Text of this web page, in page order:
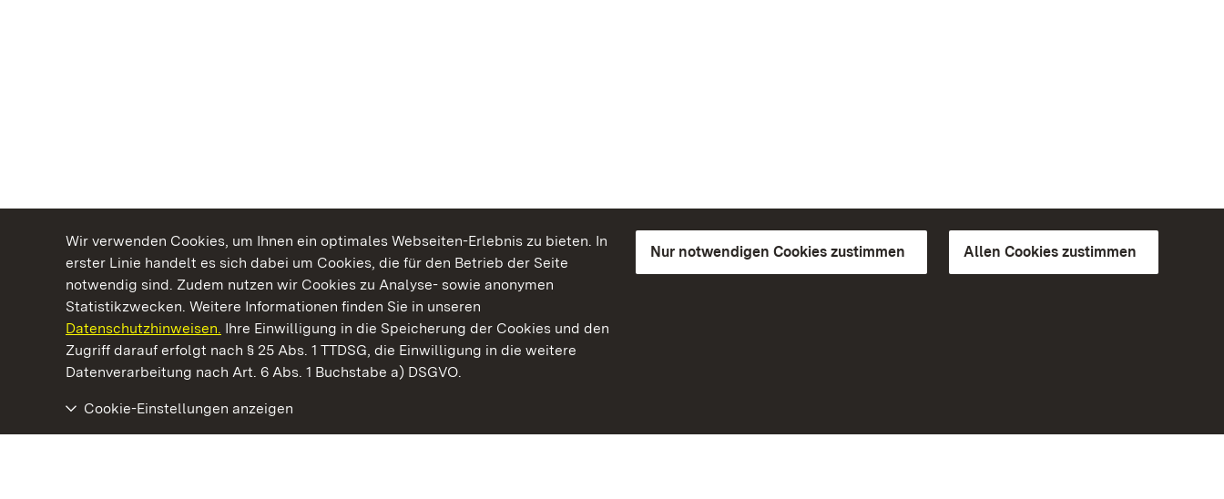
Wir verwenden Cookies, um Ihnen ein optimales Webseiten-Erlebnis zu bieten. In
erster Linie handelt es sich dabei um Cookies, die für den Betrieb der Seite
notwendig sind. Zudem nutzen wir Cookies zu Analyse- sowie anonymen
Statistikzwecken. Weitere Informationen finden Sie in unseren
Datenschutzhinweisen. Ihre Einwilligung in die Speicherung der Cookies und den
Zugriff darauf erfolgt nach § 25 Abs. 1 TTDSG, die Einwilligung in die weitere
Datenverarbeitung nach Art. 6 Abs. 1 Buchstabe a) DSGVO.
Nur notwendigen Cookies zustimmen Allen Cookies zustimmen
Cookie-Einstellungen anzeigen
Kommen. Staunen. Genießen.